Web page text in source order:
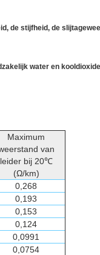
de stijfheid, de
water en
Maximum
van
leider bij 20℃
(Ω/km)
0,268
0,193
0,153
0,124
0,0991
0,0754